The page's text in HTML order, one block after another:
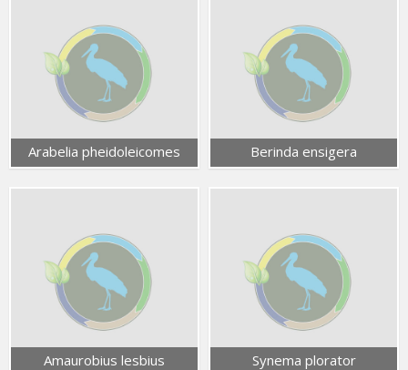
Arabelia pheidoleicomes Berinda ensigera
Amaurobius lesbius Synema plorator